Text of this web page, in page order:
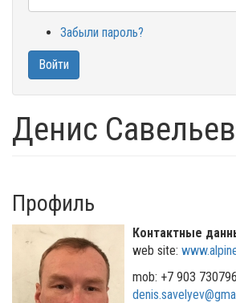
Забыли пароль?
Войти
Денис Савельев
Профиль
Контактные
web site:
mob: +7 903